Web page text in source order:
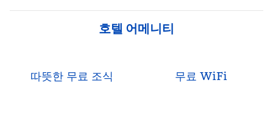
호텔 어메니티
따뜻한 무료 조식 무료 WiFi